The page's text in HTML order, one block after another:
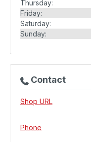
Thursday:
Friday:
Saturday:
Sunday:
Contact
Shop URL
Phone